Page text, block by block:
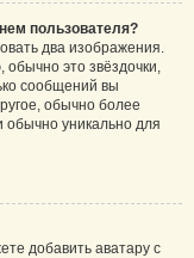
пользователя?
два изображения.
это звёздочки,
сообщений вы
обычно более
обычно уникально для
добавить аватару с